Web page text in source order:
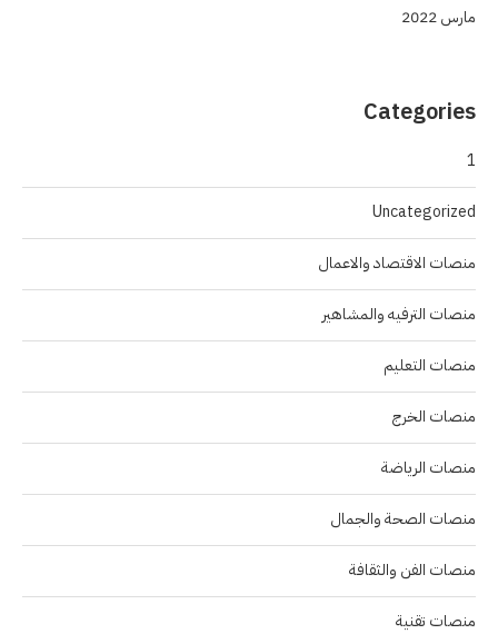
مارس 2022
Categories
1
Uncategorized
منصات الاقتصاد والاعمال
منصات الترفيه والمشاهير
منصات التعليم
منصات الخرج
منصات الرياضة
منصات الصحة والجمال
منصات الفن والثقافة
منصات تقنية